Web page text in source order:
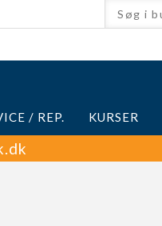
/ REP. KURSER